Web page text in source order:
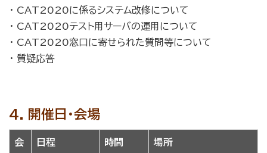
・ CAT2020に係るシステム改修について
・ CAT2020テスト用サーバの運用について
・ CAT2020窓口に寄せられた質問等について
・ 質疑応答
4. 開催日・会場
会
日程 時間 場所